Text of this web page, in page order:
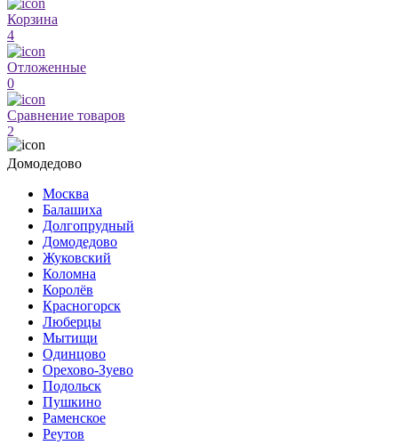
Корзина
4
Отложенные
0
Сравнение товаров
2
Домодедово
Москва
Балашиха
Долгопрудный
Домодедово
Жуковский
Коломна
Королёв
Красногорск
Люберцы
Мытищи
Одинцово
Орехово-Зуево
Подольск
Пушкино
Раменское
Реутов